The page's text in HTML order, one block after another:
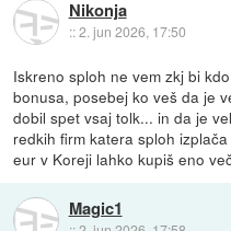
Nikonja
::2. jun 2026, 17:50
Iskreno sploh ne vem zkj bi
bonusa, posebej ko veš da je
dobil spet vsaj tolk... in da je
redkih firm katera sploh
eur v Koreji lahko kupiš eno
Magic1